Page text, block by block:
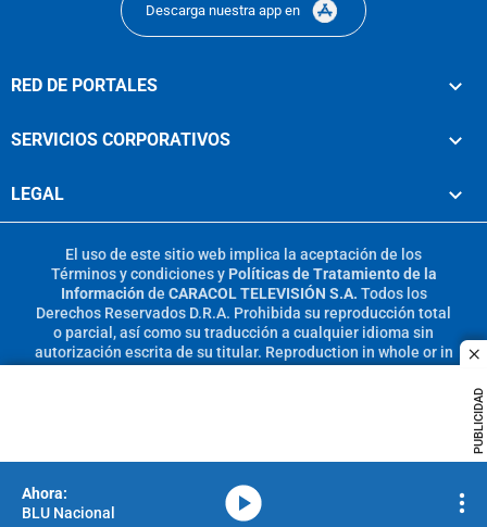
PUBLICIDAD
Descarga nuestra app en
RED DE PORTALES
SERVICIOS CORPORATIVOS
LEGAL
El uso de este sitio web implica la aceptación de los
Términos y condicionesy Políticas de Tratamiento de la
Información de CARACOL TELEVISIÓN S.A. Todos los
Derechos Reservados D.R.A. Prohibida su reproducción total
o parcial, así como su traducción a cualquier idioma sin
autorización escrita de su titular. Reproduction in whole or in
BLU Nacional